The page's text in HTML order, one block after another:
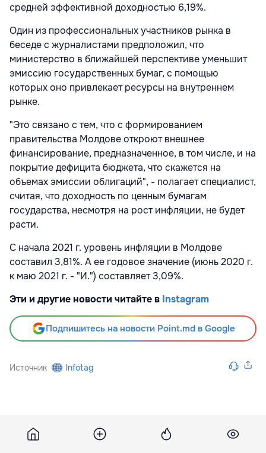
средней эффективной доходностью 6,19%.
Один из профессиональных участников рынка в
беседе с журналистами предположил, что
министерство в ближайшей перспективе уменьшит
эмиссию государственных бумаг, с помощью
которых оно привлекает ресурсы на внутреннем
рынке.
"Это связано с тем, что с формированием
правительства Молдове откроют внешнее
финансирование, предназначенное, в том числе, и на
покрытие дефицита бюджета, что скажется на
объемах эмиссии облигаций", - полагает специалист,
считая, что доходность по ценным бумагам
государства, несмотря на рост инфляции, не будет
расти.
С начала 2021 г. уровень инфляции в Молдове
составил 3,81%. А ее годовое значение (июнь 2020 г.
к маю 2021 г. - "И.") составляет 3,09%.
Эти и другие новости читайте в Instagram
Подпишитесь на новости Point.md в Google
Источник Infotag